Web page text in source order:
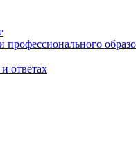
профессионального
ответах